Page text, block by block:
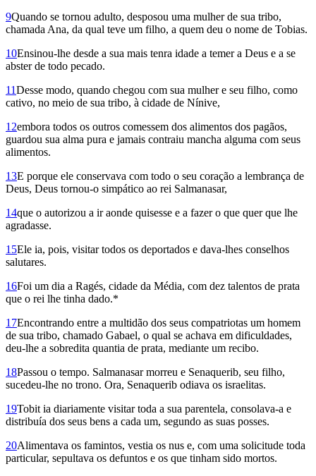
9Quando se tornou adulto, desposou uma mulher de sua tribo,
chamada Ana, da qual teve um filho, a quem deu o nome de Tobias.
10Ensinou-lhe desde a sua mais tenra idade a temer a Deus e a se
abster de todo pecado.
11Desse modo, quando chegou com sua mulher e seu filho, como
cativo, no meio de sua tribo, à cidade de Nínive,
12embora todos os outros comessem dos alimentos dos pagãos,
guardou sua alma pura e jamais contraiu mancha alguma com seus
alimentos.
13E porque ele conservava com todo o seu coração a lembrança de
Deus, Deus tornou-o simpático ao rei Salmanasar,
14que o autorizou a ir aonde quisesse e a fazer o que quer que lhe
agradasse.
15Ele ia, pois, visitar todos os deportados e dava-lhes conselhos
salutares.
16Foi um dia a Ragés, cidade da Média, com dez talentos de prata
que o rei lhe tinha dado.*
17Encontrando entre a multidão dos seus compatriotas um homem
de sua tribo, chamado Gabael, o qual se achava em dificuldades,
deu-lhe a sobredita quantia de prata, mediante um recibo.
18Passou o tempo. Salmanasar morreu e Senaquerib, seu filho,
sucedeu-lhe no trono. Ora, Senaquerib odiava os israelitas.
19Tobit ia diariamente visitar toda a sua parentela, consolava-a e
distribuía dos seus bens a cada um, segundo as suas posses.
20Alimentava os famintos, vestia os nus e, com uma solicitude toda
particular, sepultava os defuntos e os que tinham sido mortos.